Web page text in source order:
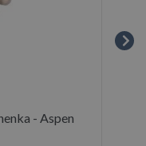
- Aspen